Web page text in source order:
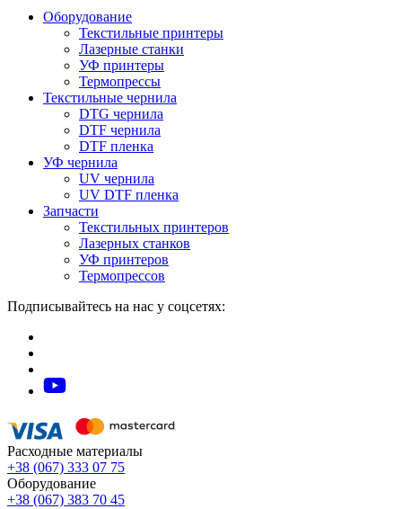
Оборудование
Текстильные принтеры
Лазерные станки
УФ принтеры
Термопрессы
Текстильные чернила
DTG чернила
DTF чернила
DTF пленка
УФ чернила
UV чернила
UV DTF пленка
Запчасти
Текстильных принтеров
Лазерных станков
УФ принтеров
Термопрессов
Подписывайтесь на нас у соцсетях:
Расходные материалы
+38 (067) 333 07 75
Оборудование
+38 (067) 383 70 45